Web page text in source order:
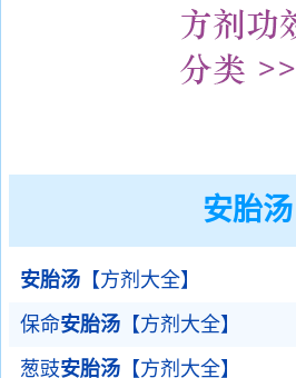
安胎汤
安胎汤 【方剂大全】
保命安胎汤 【方剂大全】
葱豉安胎汤 【方剂大全】